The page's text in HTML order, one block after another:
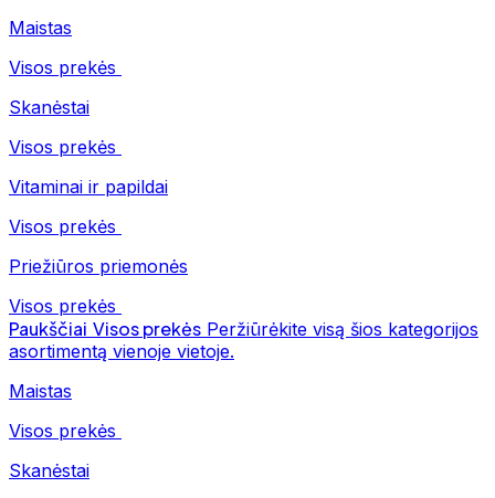
Maistas
Visos prekės
Skanėstai
Visos prekės
Vitaminai ir papildai
Visos prekės
Priežiūros priemonės
Visos prekės
Paukščiai Visos prekės Peržiūrėkite visą šios kategorijos
asortimentą vienoje vietoje.
Maistas
Visos prekės
Skanėstai